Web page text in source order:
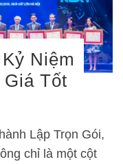
Niệm
Tốt
Lập Trọn Gói,
chỉ là một cột